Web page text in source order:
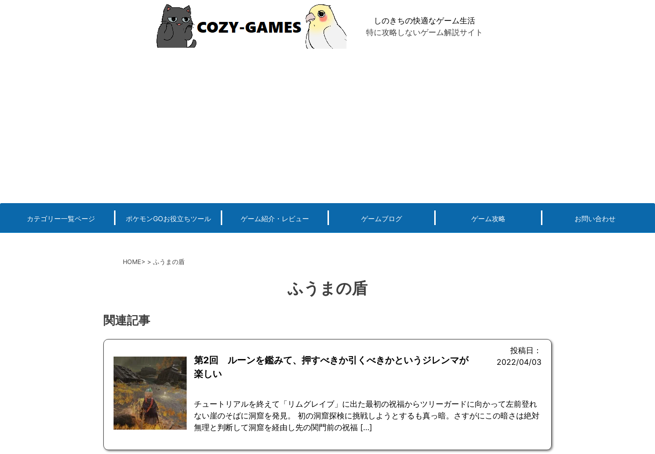
しのきちの快適なゲーム生活
特に攻略しないゲーム解説サイト
カテゴリー一覧ページ ポケモンGOお役立ちツール ゲーム紹介・レビュー ゲームブログ ゲーム攻略 お問い合わせ
HOME ふうまの盾
ふうまの盾
関連記事
第2回 ルーンを鑑みて、押すべきか引くべきかというジレンマが
楽しい
投稿日：
2022/04/03
チュートリアルを終えて「リムグレイブ」に出た最初の祝福からツリーガードに向かって左前登れ
ない崖のそばに洞窟を発見。 初の洞窟探検に挑戦しようとするも真っ暗。さすがにこの暗さは絶対
無理と判断して洞窟を経由し先の関門前の祝福 […]